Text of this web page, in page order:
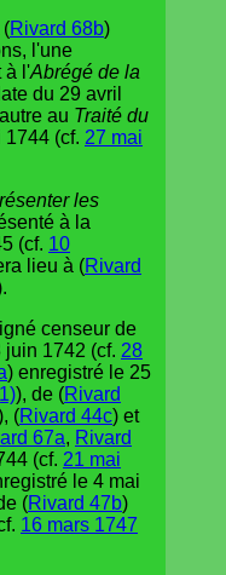
(Rivard 68b)
l'une
à l'Abrégé de la
du 29 avril
au Traité du
(cf. 27 mai
les
à la
(cf. 10
lieu à (Rivard
censeur de
juin 1742 (cf. 28
) enregistré le 25
), de (Rivard
(Rivard 44c) et
67a, Rivard
(cf. 21 mai
le 4 mai
(Rivard 47b)
16 mars 1747